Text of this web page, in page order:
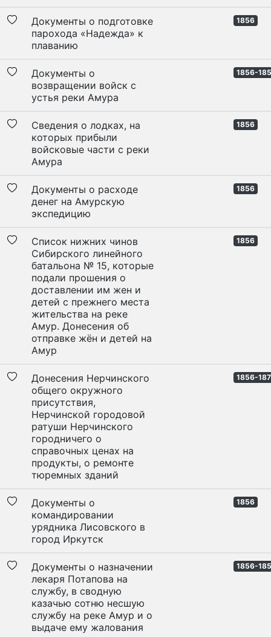
Документы о подготовке
парохода «Надежда» к
плаванию
1856
Документы о
возвращении войск с
устья реки Амура
1856-
Сведения о лодках, на
которых прибыли
войсковые части с реки
Амура
1856
Документы о расходе
денег на Амурскую
экспедицию
1856
Список нижних чинов
Сибирского линейного
батальона № 15, которые
подали прошения о
доставлении им жен и
детей с прежнего места
жительства на реке
Амур. Донесения об
отправке жён и детей на
Амур
1856
Донесения Нерчинского
общего окружного
присутствия,
Нерчинской городовой
ратуши Нерчинского
городничего о
справочных ценах на
продукты, о ремонте
тюремных зданий
1856-
Документы о
командировании
урядника Лисовского в
город Иркутск
1856
Документы о назначении
лекаря Потапова на
службу, в сводную
казачью сотню несшую
службу на реке Амур и о
выдаче ему жалования
1856-